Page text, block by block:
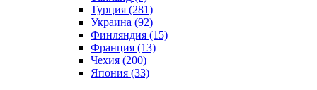
Турция (281)
Украина (92)
Финляндия (15)
Франция (13)
Чехия (200)
Япония (33)